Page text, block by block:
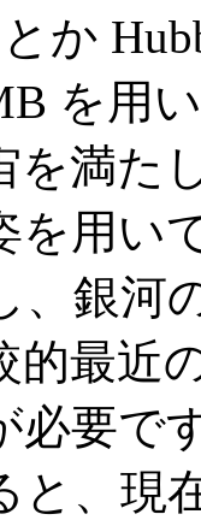
か
を用
を満た
を用い
、銀河
的最近
必要で
と、現